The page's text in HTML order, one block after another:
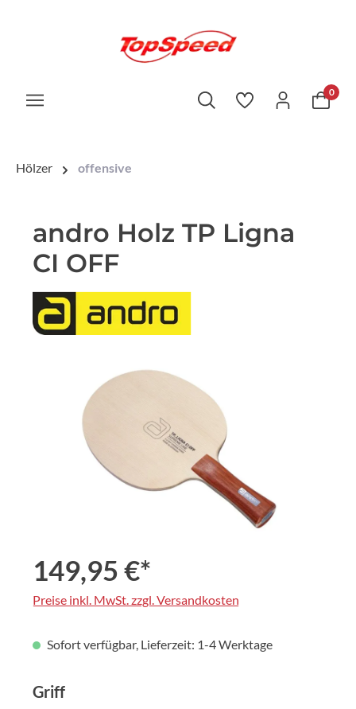
0
Hölzer offensive
andro Holz TP Ligna
CI OFF
149,95 €*
Preise inkl. MwSt. zzgl. Versandkosten
Sofort verfügbar, Lieferzeit: 1-4 Werktage
Griffauswählen